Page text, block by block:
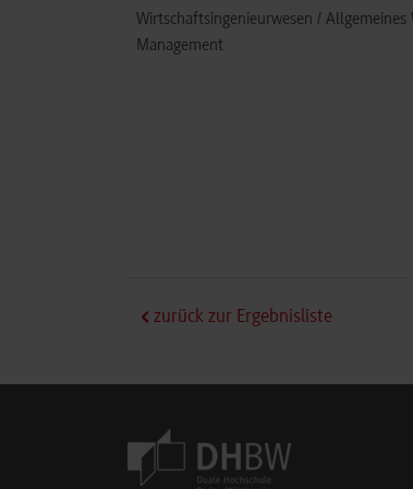
Wirtschaftsingenieurwesen /
Management
zurück zur Ergebnisliste